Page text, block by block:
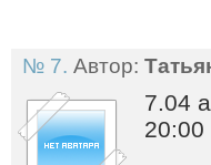
№ 7. Автор:
7.04
20:00